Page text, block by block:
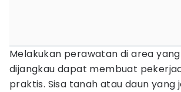
Melakukan perawatan di area
dijangkau dapat membuat
praktis. Sisa tanah atau daun yang